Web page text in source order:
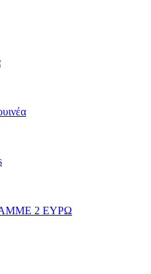
2 ΕΥΡΩ